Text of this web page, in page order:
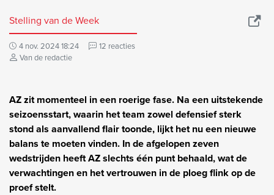
Stelling van de Week
4 nov. 2024 18:24
12 reacties
Van de redactie
AZ zit momenteel in een roerige fase. Na een uitstekende
seizoensstart, waarin het team zowel defensief sterk
stond als aanvallend flair toonde, lijkt het nu een nieuwe
balans te moeten vinden. In de afgelopen zeven
wedstrijden heeft AZ slechts één punt behaald, wat de
verwachtingen en het vertrouwen in de ploeg flink op de
proef stelt.